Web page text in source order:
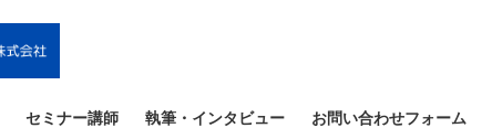
セミナー講師 執筆・インタビュー お問い合わせフォーム